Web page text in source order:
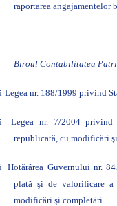
raportarea angajamentelor
Biroul Contabilitatea
Legea nr. 188/1999 privind
Legea nr. 7/2004
republicată, cu modificări
Hotărârea Guvernului nr.
plată şi de valorificare
modificări şi completări